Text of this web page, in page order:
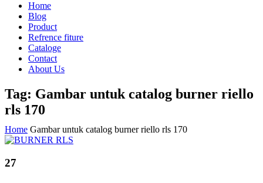
Home
Blog
Product
Refrence fiture
Cataloge
Contact
About Us
Tag: Gambar untuk catalog burner riello
rls 170
Home Gambar untuk catalog burner riello rls 170
27